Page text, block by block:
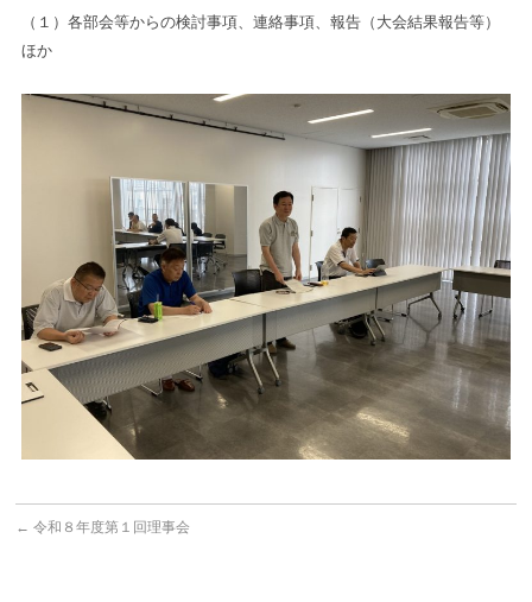
（１）各部会等からの検討事項、連絡事項、報告（大会結果報告等）
ほか
← 令和８年度第１回理事会